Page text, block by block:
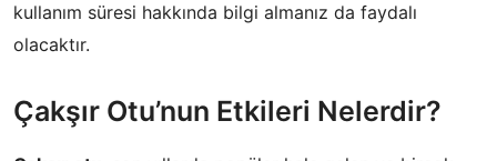
kullanım süresi hakkında bilgi almanız da faydalı
olacaktır.
Çakşır Otu’nun Etkileri Nelerdir?